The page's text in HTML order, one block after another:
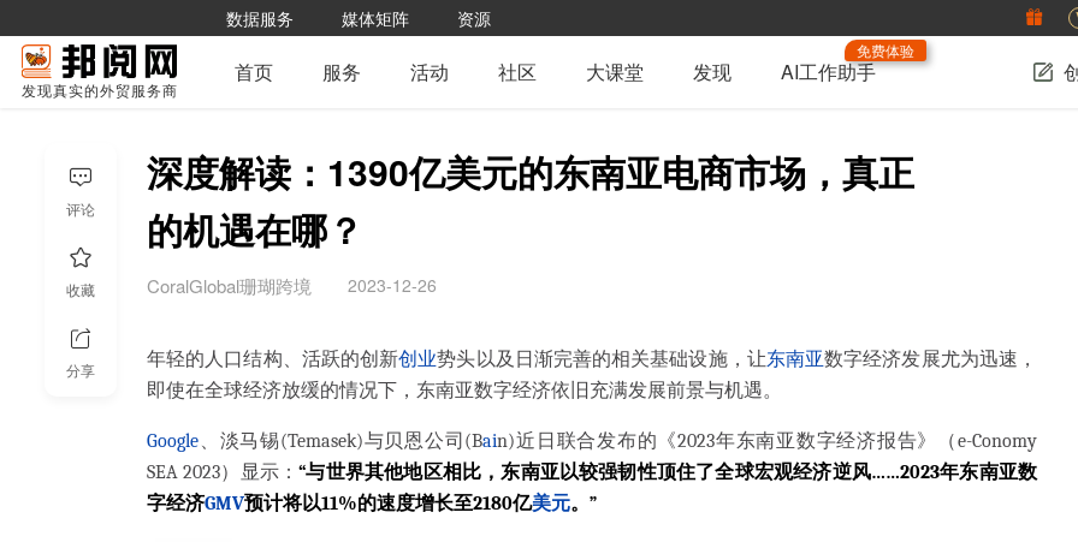
数据服务 媒体矩阵 资源
发现真实的外贸服务商
首页 服务 活动 社区 大课堂 发现 AI工作助手
免费体验
深度解读：1390亿美元的东南亚电商市场，真正
的机遇在哪？
CoralGlobal珊瑚跨境 2023-12-26
年轻的人口结构、活跃的创新创业势头以及日渐完善的相关基础设施，让东南亚数字经济发展尤为迅速，
即使在全球经济放缓的情况下，东南亚数字经济依旧充满发展前景与机遇。
Google、淡马锡(Temasek)与贝恩公司(Bain)近日联合发布的《2023年东南亚数字经济报告》（e-Conomy
SEA 2023）显示：“与世界其他地区相比，东南亚以较强韧性顶住了全球宏观经济逆风……2023年东南亚数
字经济GMV预计将以11%的速度增长至2180亿美元。”
评论
收藏
分享